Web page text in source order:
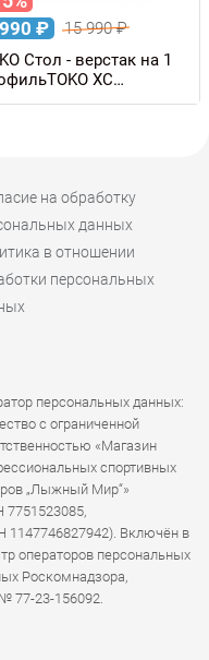
₽ 15 990₽
Стол - верстак на 1
XC
EXPRESS
на обработку
данных
в отношении
персональных
персональных данных:
с ограниченной
«Магазин
спортивных
„Лыжный Мир“»
7751523085,
1147746827942). Включён в
операторов персональных
Роскомнадзора,
77-23-156092.